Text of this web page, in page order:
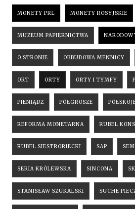
MONETY PRL MONETY ROSYJSKIE
MUZEUM PAPIERNICTWA
O STRONIE OBBUDOWA MENNICY
ORT ORTY ORTY I TYMFY
PIENIĄDZ PÓŁGROSZE
REFORMA MONETARNA RUBEL
RUBEL SIESTRORIECKI SAP
SERIA KRÓLEWSKA SINCONA
STANISŁAW SZUKALSKI SUCHE